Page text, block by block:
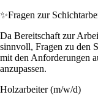
✨Fragen zur
Da Bereitschaft zur
sinnvoll, Fragen zu den
mit den Anforderungen
anzupassen.
Holzarbeiter (m/w/d)